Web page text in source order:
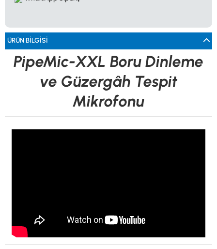
0533 061 73 68 0533 206 6086
Dedektör Dünyası, lider dünya markası dedektörlerin
Türkiye distribitörü olan Tevafuk Elektronik LTD. ŞTİ. resmi satış kanalıdır.
ÜRÜN BILGISI
PipeMic-XXL Boru Dinleme
ve Güzergâh Tespit
Mikrofonu